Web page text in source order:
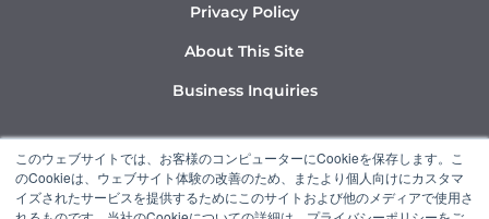
このウェブサイトでは、お客様のコンピューターにCookieを保存します。こ
のCookieは、ウェブサイト体験の改善のため、またより個人向けにカスタマ
イズされたサービスを提供するためにこのサイトおよび他のメディアで使用さ
Privacy Policy
About This Site
Business Inquiries
Y
o
u
I
n
s
L
i
n